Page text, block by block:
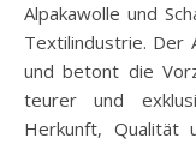
Alpakawolle und Schafwolle sind beliebt in der Mode- und
Textilindustrie. Der
und betont die
teurer und
Herkunft, Qualität